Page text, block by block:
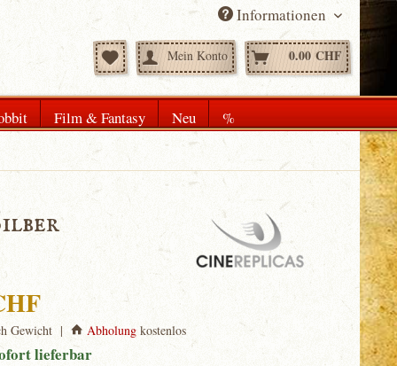
Informationen
Mein Konto 0.00 CHF
Film & Fantasy Neu %
Gewicht | Abholung kostenlos
lieferbar